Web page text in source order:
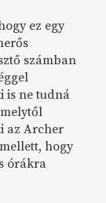
ez egy
számban
is ne tudná
az Archer
hogy
órákra